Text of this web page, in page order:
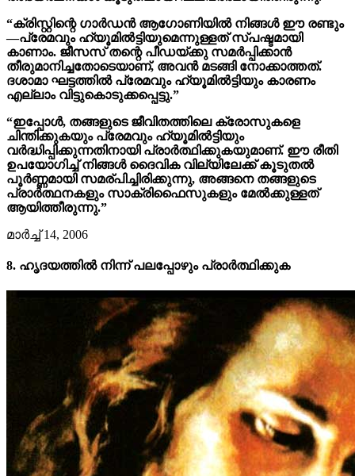
“ക്രിസ്റ്റിന്റെ ഗാർഡൻ ആഗോണിയിൽ നിങ്ങൾ ഈ രണ്ടും
—പ്രേമവും ഹ്യൂമിൽട്ടിയുമെന്നുള്ളത് സ്പഷ്ടമായി
കാണാം. ജീസസ് തന്റെ പീഡയ്‍ക്കു സമർപ്പിക്കാൻ
തീരുമാനിച്ചതോടെയാണ്, അവൻ മടങ്ങി നോക്കാത്തത്.
ദശാമാ ഘട്ടത്തിൽ പ്രേമവും ഹ്യൂമിൽട്ടിയും കാരണം
എല്ലാം വിട്ടുകൊടുക്കപ്പെട്ടു.”
“ഇപ്പോൾ, തങ്ങളുടെ ജീവിതത്തിലെ ക്രോസുകളെ
ചിന്തിക്കുകയും പ്രേമവും ഹ്യൂമിൽട്ടിയും
വർദ്ധിപ്പിക്കുന്നതിനായി പ്രാർത്ഥിക്കുകയുമാണ്. ഈ രീതി
ഉപയോഗിച്ച് നിങ്ങൾ ദൈവിക വില്യിലേക്ക് കൂടുതൽ
പൂർണ്ണമായി സമര്പിച്ചിരിക്കുന്നു, അങ്ങനെ തങ്ങളുടെ
പ്രാർത്ഥനകളും സാക്രിഫൈസുകളും മേല്‍ക്കുള്ളത്
ആയിത്തീരുന്നു.”
മാർച്ച് 14, 2006
8. ഹൃദയത്തിൽ നിന്ന് പലപ്പോഴും പ്രാർത്ഥിക്കുക